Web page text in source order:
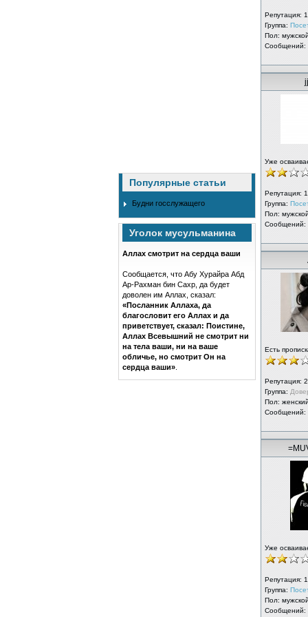
Популярные статьи
Будни госслужащего
Уголок мусульманина
Аллах смотрит на сердца ваши
Сообщается, что Абу Хурайра Абд
Ар-Рахман бин Сахр, да будет
доволен им Аллах, сказал:
«Посланник Аллаха, да
благословит его Аллах и да
приветствует, сказал: Поистине,
Аллах Всевышний не смотрит ни
на тела ваши, ни на ваше
обличье, но смотрит Он на
сердца ваши»
Репутация:
Группа:
Пол:
Сообщений:
Уже
Репутация: 1
Группа:
Пол:
Сообщений:
Есть
Репутация:
Группа:
Пол:
Сообщений:
Уже
Репутация:
Группа:
Пол:
Сообщений: